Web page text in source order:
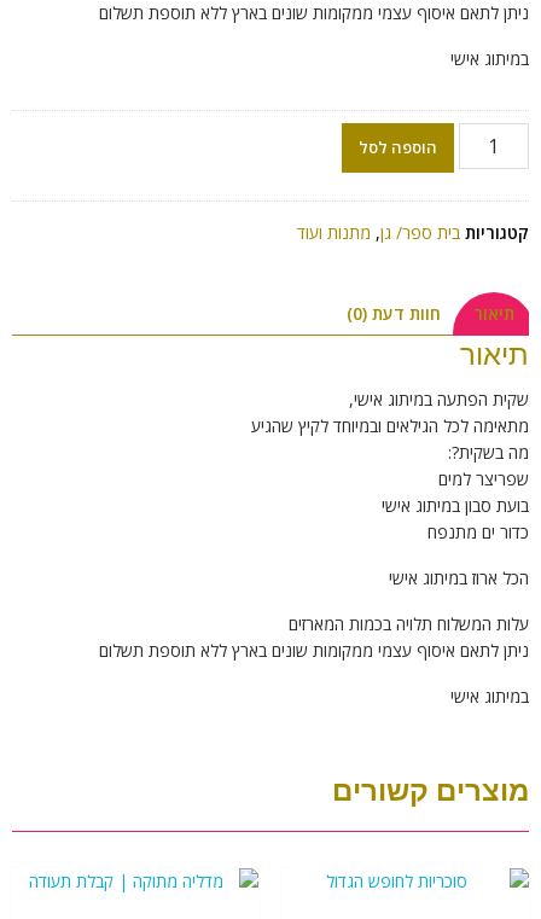
ניתן לתאם איסוף עצמי ממקומות שונים בארץ ללא תוספת תשלום
במיתוג אישי
הוספה לסל
קטגוריות בית ספר/ גן, מתנות ועוד
תיאור חוות דעת (0)
תיאור
שקית הפתעה במיתוג אישי,
מתאימה לכל הגילאים ובמיוחד לקיץ שהגיע
מה בשקית?:
שפריצר למים
בועת סבון במיתוג אישי
כדור ים מתנפח
הכל ארוז במיתוג אישי
עלות המשלוח תלויה בכמות המארזים
ניתן לתאם איסוף עצמי ממקומות שונים בארץ ללא תוספת תשלום
במיתוג אישי
מוצרים קשורים